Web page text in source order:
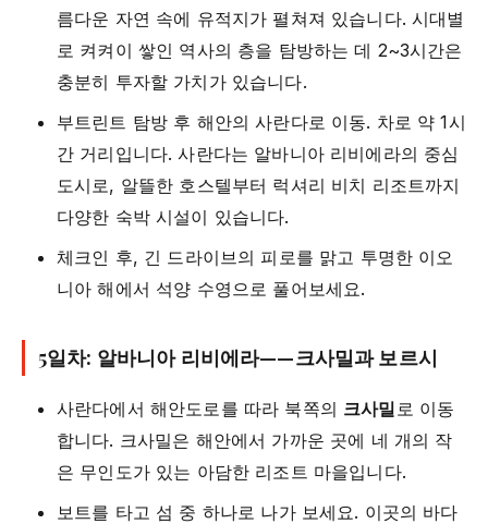
름다운 자연 속에 유적지가 펼쳐져 있습니다. 시대별
로 켜켜이 쌓인 역사의 층을 탐방하는 데 2~3시간은
충분히 투자할 가치가 있습니다.
부트린트 탐방 후 해안의 사란다로 이동. 차로 약 1시
간 거리입니다. 사란다는 알바니아 리비에라의 중심
도시로, 알뜰한 호스텔부터 럭셔리 비치 리조트까지
다양한 숙박 시설이 있습니다.
체크인 후, 긴 드라이브의 피로를 맑고 투명한 이오
니아 해에서 석양 수영으로 풀어보세요.
5일차: 알바니아 리비에라——크사밀과 보르시
사란다에서 해안도로를 따라 북쪽의 크사밀 로 이동
합니다. 크사밀은 해안에서 가까운 곳에 네 개의 작
은 무인도가 있는 아담한 리조트 마을입니다.
보트를 타고 섬 중 하나로 나가 보세요. 이곳의 바다